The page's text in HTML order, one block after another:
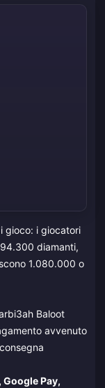
gioco: i giocatori
diamanti,
1.080.000 o
Baloot
avvenuto
Pay,